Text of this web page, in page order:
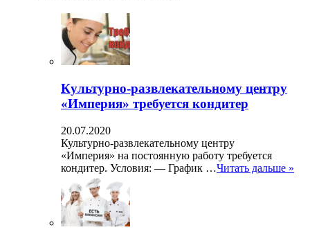
Культурно-развлекательному центру
«Империя» требуется кондитер
20.07.2020
Культурно-развлекательному центру
«Империя» на постоянную работу требуется
кондитер. Условия: — График …Читать дальше »